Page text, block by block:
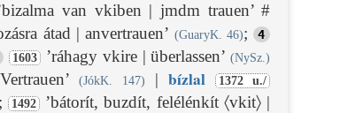
van vkiben | jmdm trauen’ #
átad | anvertrauen’ (GuaryK. 46); 4
1603 ’ráhagy vkire | überlassen’(NySz.)
(JókK. 147) |bízlal 1372 u./
; 1492 ’bátorít, buzdít, felélénkít 〈vkit〉 |